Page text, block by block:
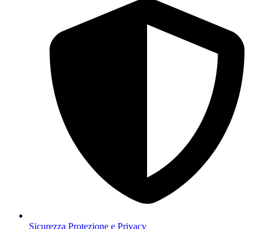
Sicurezza Protezione e Privacy